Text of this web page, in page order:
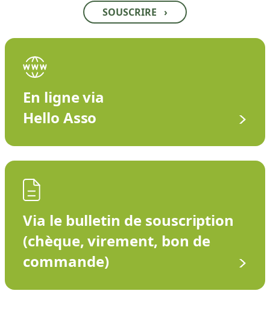
SOUSCRIRE ›
En ligne via
Hello Asso
Via le bulletin de souscription
(chèque, virement, bon de
commande)